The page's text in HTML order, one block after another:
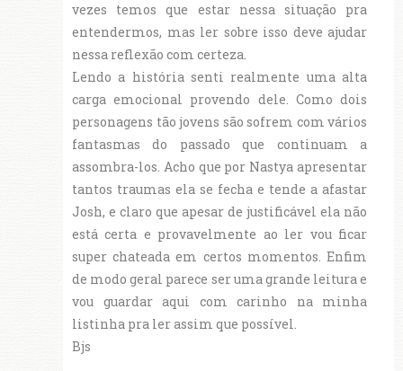
vezes temos que estar nessa situação pra
entendermos, mas ler sobre isso deve ajudar
nessa reflexão com certeza.
Lendo a história senti realmente uma alta
carga emocional provendo dele. Como dois
personagens tão jovens são sofrem com vários
fantasmas do passado que continuam a
assombra-los. Acho que por Nastya apresentar
tantos traumas ela se fecha e tende a afastar
Josh, e claro que apesar de justificável ela não
está certa e provavelmente ao ler vou ficar
super chateada em certos momentos. Enfim
de modo geral parece ser uma grande leitura e
vou guardar aqui com carinho na minha
listinha pra ler assim que possível.
Bjs